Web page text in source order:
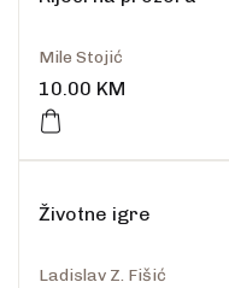
Mile Stojić
10.00 KM
Životne igre
Ladislav Z. Fišić